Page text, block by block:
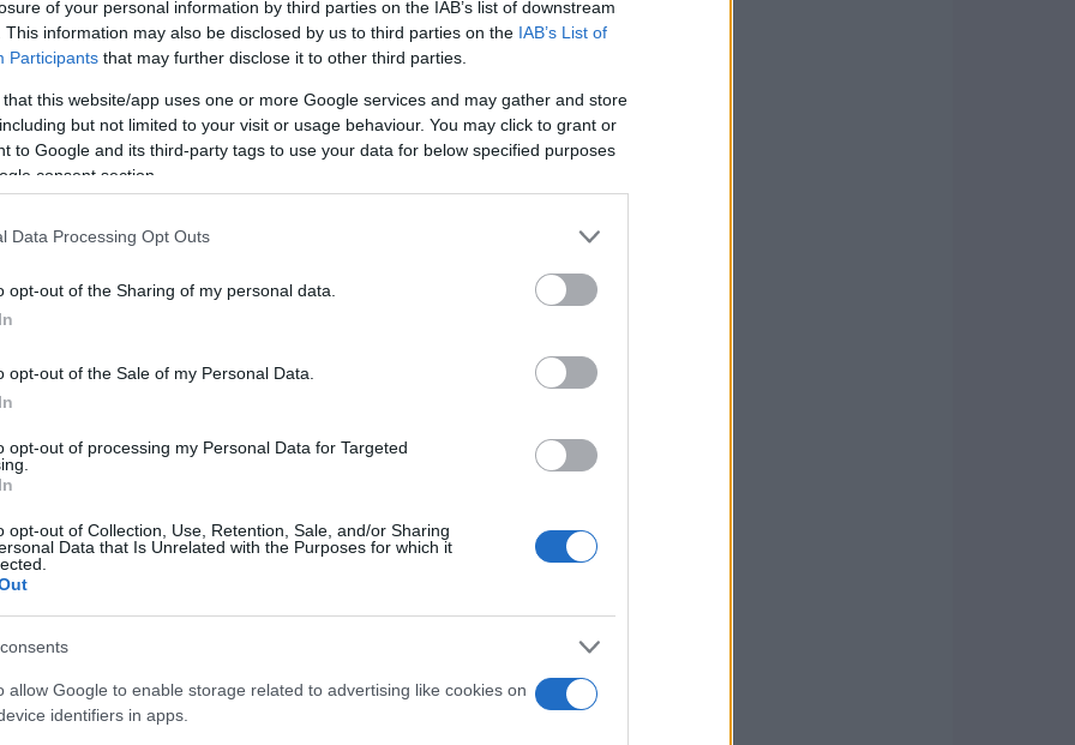
of your personal information by third parties on the IAB’s list of downstream
This information may also be disclosed by us to third parties on the IAB’s List of
Participants that may further disclose it to other third parties.
that this website/app uses one or more Google services and may gather and store
but not limited to your visit or usage behaviour. You may click to grant or
to Google and its third-party tags to use your data for below specified purposes
consent section.
Data Processing Opt Outs
opt-out of the Sharing of my personal data.
opt-out of the Sale of my Personal Data.
opt-out of processing my Personal Data for Targeted
opt-out of Collection, Use, Retention, Sale, and/or Sharing
Data that Is Unrelated with the Purposes for which it
allow Google to enable storage related to advertising like cookies on
identifiers in apps.
A 95 anni, Hackman viveva una vita ritirata,
lo aveva reso dipendente dalla moglie,
coppia ha sollevato interrogativi inquietanti.
stata colpita da una rara sindrome polmonare
l’esposizione a escrementi di topo.